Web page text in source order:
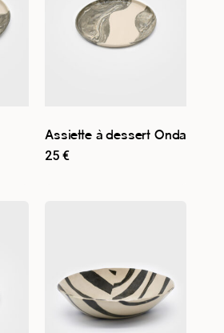
Assiette à dessert Onda
25 €